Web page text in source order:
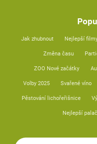
Jak zhubnout Nejlepší
Změna času
ZOO Nové začátky
Volby 2025 Svařené víno
Pěstování lichořeřišnice
Nejlepší